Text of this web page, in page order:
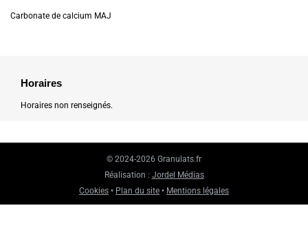
Carbonate de calcium MAJ
Horaires
Horaires non renseignés.
© 2024-2026 Granulats.fr
Réalisation : Jordel Médias
Cookies • Plan du site • Mentions légales